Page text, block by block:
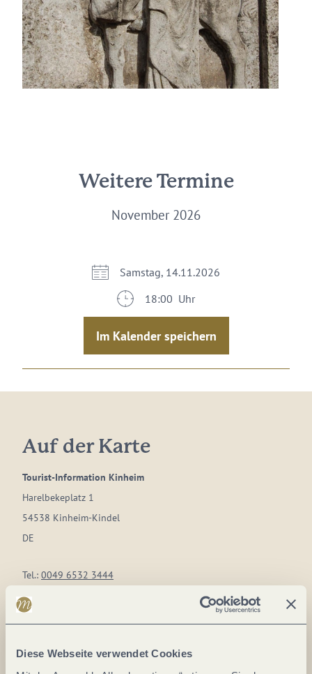
Diese Webseite verwendet Cookies
Weitere Termine
November 2026
Samstag, 14.11.2026
18:00 Uhr
Im Kalender speichern
Auf der Karte
Tourist-Information Kinheim
Harelbekeplatz 1
54538 Kinheim-Kindel
DE
Tel.: 0049 6532 3444
Fax:
E-Mail: